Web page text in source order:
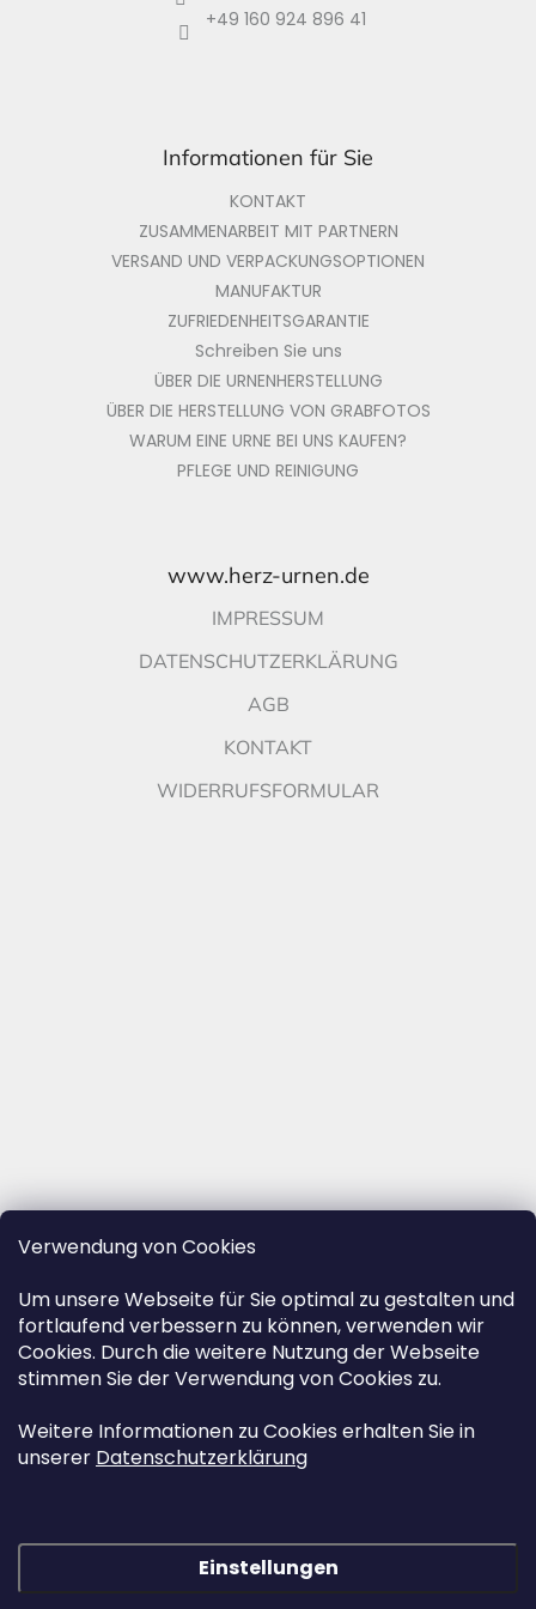
Verwendung von Cookies
Um unsere Webseite für Sie optimal zu gestalten und
fortlaufend verbessern zu können, verwenden wir
Cookies. Durch die weitere Nutzung der Webseite
stimmen Sie der Verwendung von Cookies zu.
Weitere Informationen zu Cookies erhalten Sie in
unserer Datenschutzerklärung
Einstellungen
+49 160 924 896 41
Informationen für Sie
KONTAKT
ZUSAMMENARBEIT MIT PARTNERN
VERSAND UND VERPACKUNGSOPTIONEN
MANUFAKTUR
ZUFRIEDENHEITSGARANTIE
Schreiben Sie uns
ÜBER DIE URNENHERSTELLUNG
ÜBER DIE HERSTELLUNG VON GRABFOTOS
WARUM EINE URNE BEI UNS KAUFEN?
PFLEGE UND REINIGUNG
www.herz-urnen.de
IMPRESSUM
DATENSCHUTZERKLÄRUNG
AGB
KONTAKT
WIDERRUFSFORMULAR